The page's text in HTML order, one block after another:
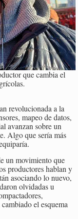
que cambia el
revolucionada a la
mapeo de datos,
avanzan sobre un
Algo que sería más
un movimiento que
productores hablan y
asociando lo nuevo,
olvidadas u
el esquema